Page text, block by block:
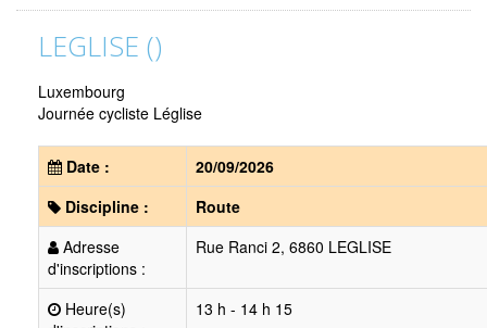
LEGLISE ()
Luxembourg
Journée cycliste Léglise
Date :
20/09/2026
Discipline :
Route
Adresse
d'inscriptions :
Rue Ranci 2, 6860 LEGLISE
Heure(s)
13 h - 14 h 15